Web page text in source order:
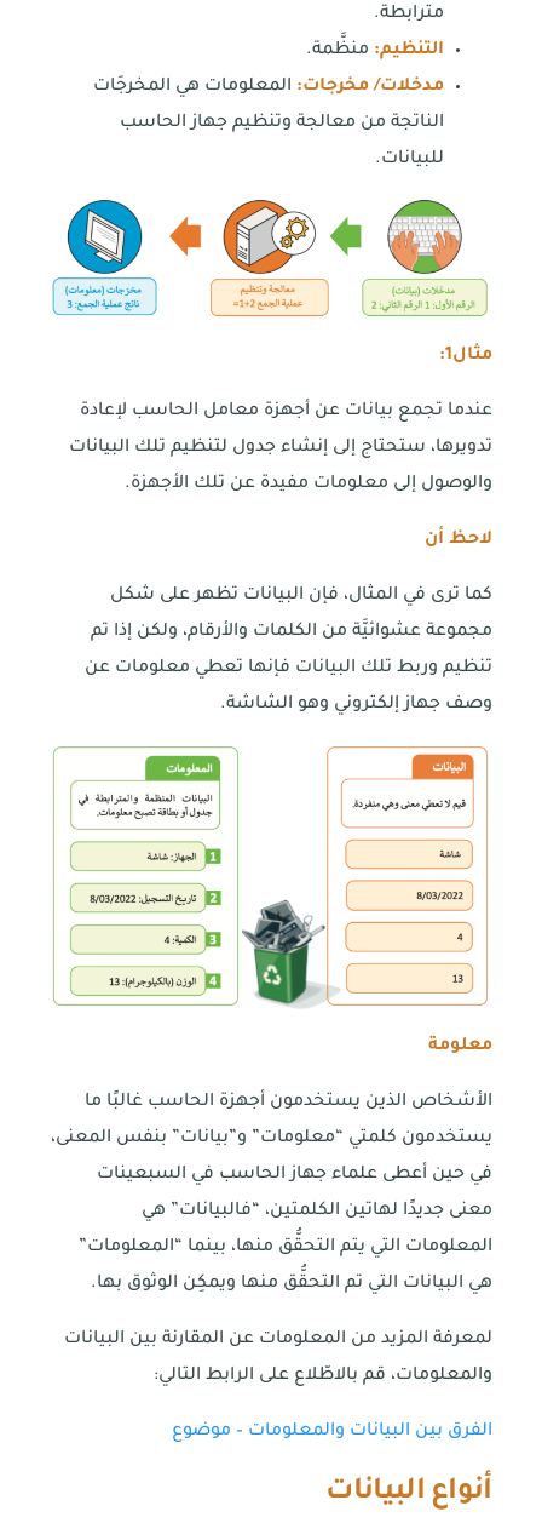
مترابطة.
التنظيم: منظَّمة.
مدخلات/ مخرجات: المعلومات هي المخرجَات
الناتجة من معالجة وتنظيم جهاز الحاسب
للبيانات.
مثال1
:
عندما تجمع بيانات عن أجهزة معامل الحاسب لإعادة
تدويرها، ستحتاج إلى إنشاء جدول لتنظيم تلك البيانات
والوصول إلى معلومات مفيدة عن تلك الأجهزة.
لاحظ أن
كما ترى في المثال، فإن البيانات تظهر على شكل
مجموعة عشوائيَّة من الكلمات والأرقام، ولكن إذا تم
تنظيم وربط تلك البيانات فإنها تعطي معلومات عن
وصف جهاز إلكتروني وهو الشاشة.
معلومة
الأشخاص الذين يستخدمون أجهزة الحاسب غالبًا ما
يستخدمون كلمتي “معلومات” و”بيانات” بنفس المعنى،
في حين أعطى علماء جهاز الحاسب في السبعينات
معنى جديدًا لهاتين الكلمتين، “فالبيانات” هي
المعلومات التي يتم التحقُّق منها، بينما “المعلومات”
هي البيانات التي تم التحقُّق منها ويمكِن الوثوق بها.
لمعرفة المزيد من المعلومات عن المقارنة بين البيانات
والمعلومات، قم بالاطّلاع على الرابط التالي:
الفرق بين البيانات والمعلومات – موضوع
أنواع البيانات